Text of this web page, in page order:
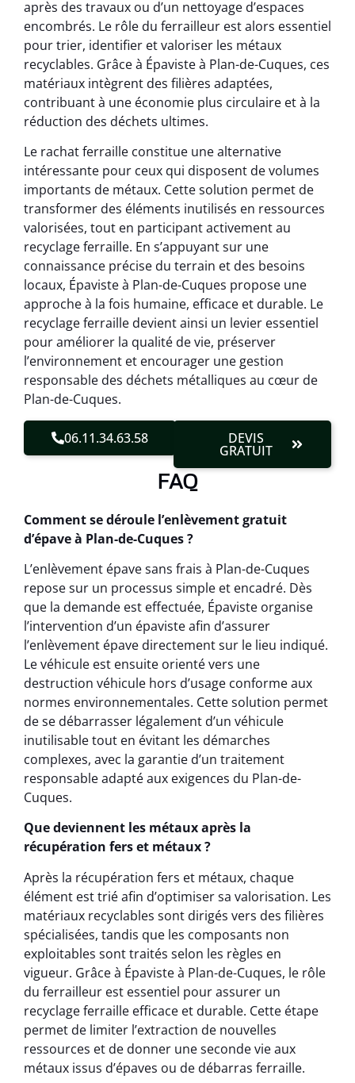
après des travaux ou d’un nettoyage d’espaces
encombrés. Le rôle du ferrailleur est alors essentiel
pour trier, identifier et valoriser les métaux
recyclables. Grâce à Épaviste à Plan-de-Cuques, ces
matériaux intègrent des filières adaptées,
contribuant à une économie plus circulaire et à la
réduction des déchets ultimes.
Le rachat ferraille constitue une alternative
intéressante pour ceux qui disposent de volumes
importants de métaux. Cette solution permet de
transformer des éléments inutilisés en ressources
valorisées, tout en participant activement au
recyclage ferraille. En s’appuyant sur une
connaissance précise du terrain et des besoins
locaux, Épaviste à Plan-de-Cuques propose une
approche à la fois humaine, efficace et durable. Le
recyclage ferraille devient ainsi un levier essentiel
pour améliorer la qualité de vie, préserver
l’environnement et encourager une gestion
responsable des déchets métalliques au cœur de
Plan-de-Cuques.
06.11.34.63.58 DEVIS
GRATUIT
FAQ
Comment se déroule l’enlèvement gratuit
d’épave à Plan-de-Cuques ?
L’enlèvement épave sans frais à Plan-de-Cuques
repose sur un processus simple et encadré. Dès
que la demande est effectuée, Épaviste organise
l’intervention d’un épaviste afin d’assurer
l’enlèvement épave directement sur le lieu indiqué.
Le véhicule est ensuite orienté vers une
destruction véhicule hors d’usage conforme aux
normes environnementales. Cette solution permet
de se débarrasser légalement d’un véhicule
inutilisable tout en évitant les démarches
complexes, avec la garantie d’un traitement
responsable adapté aux exigences du Plan-de-
Cuques.
Que deviennent les métaux après la
récupération fers et métaux ?
Après la récupération fers et métaux, chaque
élément est trié afin d’optimiser sa valorisation. Les
matériaux recyclables sont dirigés vers des filières
spécialisées, tandis que les composants non
exploitables sont traités selon les règles en
vigueur. Grâce à Épaviste à Plan-de-Cuques, le rôle
du ferrailleur est essentiel pour assurer un
recyclage ferraille efficace et durable. Cette étape
permet de limiter l’extraction de nouvelles
ressources et de donner une seconde vie aux
métaux issus d’épaves ou de débarras ferraille.